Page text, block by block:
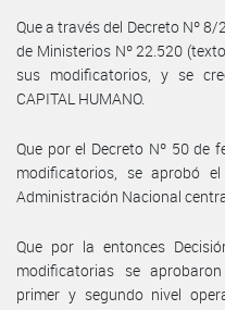
Que a través del Decreto Nº
de Ministerios Nº 22.520
sus modificatorios, y se
CAPITAL HUMANO.
Que por el Decreto Nº 50 de
modificatorios, se aprobó
Administración Nacional
Que por la entonces
modificatorias se
primer y segundo nivel